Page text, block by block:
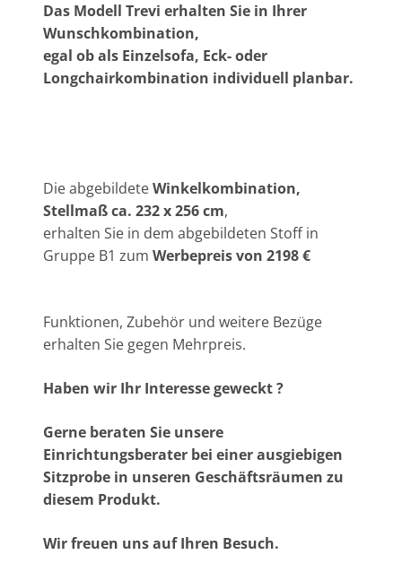
Das Modell Trevi erhalten Sie in Ihrer
Wunschkombination,
egal ob als Einzelsofa, Eck- oder
Longchairkombination individuell planbar.
Die abgebildeteWinkelkombination,
Stellmaß ca. 232 x 256 cm,
erhalten Sie in dem abgebildeten Stoff in
Gruppe B1 zum Werbepreis von 2198 €
Funktionen, Zubehör und weitere Bezüge
erhalten Sie gegen Mehrpreis.
Haben wir Ihr Interesse geweckt ?
Gerne beraten Sie unsere
Einrichtungsberater bei einer ausgiebigen
Sitzprobe in unseren Geschäftsräumen zu
diesem Produkt.
Wir freuen uns auf Ihren Besuch.